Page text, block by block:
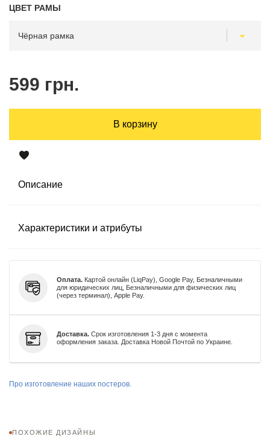
ЦВЕТ РАМЫ
599 грн.
В корзину
Описание
Характеристики и атрибуты
Оплата. Картой онлайн (LiqPay), Google Pay, Безналичными
для юридических лиц, Безналичными для физических лиц
(через терминал), Apple Pay.
Доставка. Срок изготовления 1-3 дня с момента
оформления заказа. Доставка Новой Почтой по Украине.
Про изготовление наших постеров.
ПОХОЖИЕ ДИЗАЙНЫ